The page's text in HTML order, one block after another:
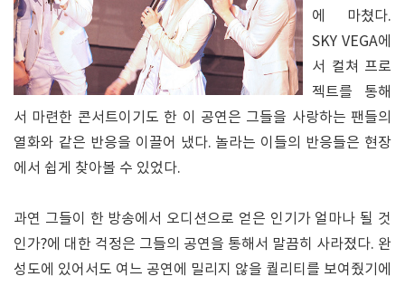
에 마쳤다.
SKY VEGA에
서 컬쳐 프로
젝트를 통해
서 마련한 콘서트이기도 한 이 공연은 그들을 사랑하는 팬들의
열화와 같은 반응을 이끌어 냈다. 놀라는 이들의 반응들은 현장
에서 쉽게 찾아볼 수 있었다.
과연 그들이 한 방송에서 오디션으로 얻은 인기가 얼마나 될 것
인가?에 대한 걱정은 그들의 공연을 통해서 말끔히 사라졌다. 완
성도에 있어서도 여느 공연에 밀리지 않을 퀄리티를 보여줬기에